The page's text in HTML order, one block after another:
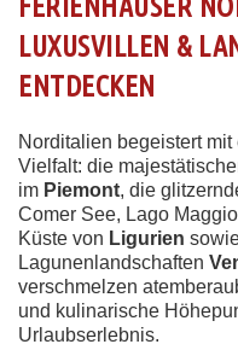
FERIENHÄUSER
LUXUSVILLEN &
ENTDECKEN
Norditalien begeistert
Vielfalt: die
im Piemont, die
Comer See, Lago
Küste von Ligurien
Lagunenlandschaften
verschmelzen
und kulinarische
Urlaubserlebnis.